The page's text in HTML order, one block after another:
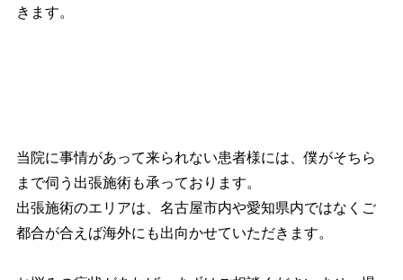
きます。
当院に事情があって来られない患者様には、僕がそちら
まで伺う出張施術も承っております。
出張施術のエリアは、名古屋市内や愛知県内ではなくご
都合が合えば海外にも出向かせていただきます。